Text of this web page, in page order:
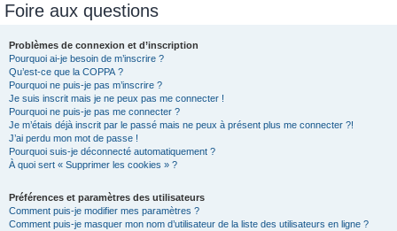
Foire aux questions
Problèmes de connexion et d’inscription
Pourquoi ai-je besoin de m’inscrire ?
Qu’est-ce que la COPPA ?
Pourquoi ne puis-je pas m’inscrire ?
Je suis inscrit mais je ne peux pas me connecter !
Pourquoi ne puis-je pas me connecter ?
Je m’étais déjà inscrit par le passé mais ne peux à présent plus me connecter ?!
J’ai perdu mon mot de passe !
Pourquoi suis-je déconnecté automatiquement ?
À quoi sert « Supprimer les cookies » ?
Préférences et paramètres des utilisateurs
Comment puis-je modifier mes paramètres ?
Comment puis-je masquer mon nom d’utilisateur de la liste des utilisateurs en ligne ?